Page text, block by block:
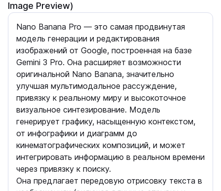
Image Preview)
Nano Banana Pro — это самая продвинутая
модель генерации и редактирования
изображений от Google, построенная на базе
Gemini 3 Pro. Она расширяет возможности
оригинальной Nano Banana, значительно
улучшая мультимодальное рассуждение,
привязку к реальному миру и высокоточное
визуальное синтезирование. Модель
генерирует графику, насыщенную контекстом,
от инфографики и диаграмм до
кинематографических композиций, и может
интегрировать информацию в реальном времени
через привязку к поиску.
Она предлагает передовую отрисовку текста в